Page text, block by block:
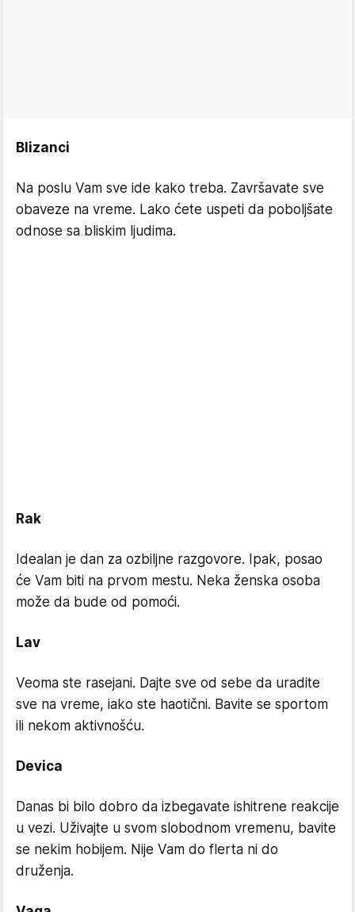
Blizanci
Na poslu Vam sve ide kako treba. Završavate sve
obaveze na vreme. Lako ćete uspeti da poboljšate
odnose sa bliskim ljudima.
Rak
Idealan je dan za ozbiljne razgovore. Ipak, posao
će Vam biti na prvom mestu. Neka ženska osoba
može da bude od pomoći.
Lav
Veoma ste rasejani. Dajte sve od sebe da uradite
sve na vreme, iako ste haotični. Bavite se sportom
ili nekom aktivnošću.
Devica
Danas bi bilo dobro da izbegavate ishitrene reakcije
u vezi. Uživajte u svom slobodnom vremenu, bavite
se nekim hobijem. Nije Vam do flerta ni do
druženja.